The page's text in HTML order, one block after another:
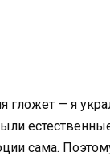
гложет — я
сама.